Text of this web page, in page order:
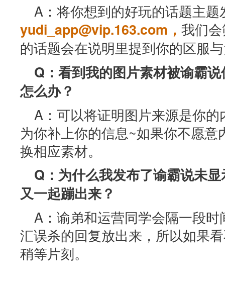
A：将你想到的好玩的话题主
yudi_app@vip.163.com， 我们
的话题会在说明里提到你的区服
Q：看到我的图片素材被谕霸
怎么办？
A：可以将证明图片来源是你
为你补上你的信息~如果你不愿
换相应素材。
Q：为什么我发布了谕霸说未
又一起蹦出来？
A：谕弟和运营同学会隔一段
汇误杀的回复放出来，所以如果
稍等片刻。